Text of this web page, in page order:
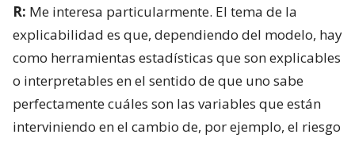
R: Me interesa particularmente. El tema de la
explicabilidad es que, dependiendo del modelo, hay
como herramientas estadísticas que son explicables
o interpretables en el sentido de que uno sabe
perfectamente cuáles son las variables que están
interviniendo en el cambio de, por ejemplo, el riesgo